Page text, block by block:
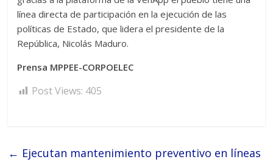
línea directa de participación en la ejecución de las
políticas de Estado, que lidera el presidente de la
República, Nicolás Maduro.
Prensa MPPEE-CORPOELEC
Post Views: 405
← Ejecutan mantenimiento preventivo en líneas